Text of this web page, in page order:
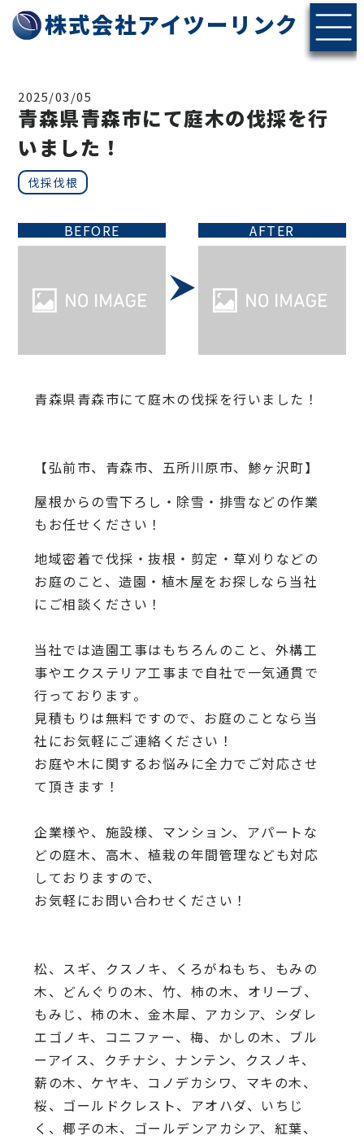
株式会社アイツーリンク
2025/03/05
青森県青森市にて庭木の伐採を行
いました！
伐採伐根
BEFORE AFTER
青森県青森市にて庭木の伐採を行いました！
【弘前市、青森市、五所川原市、鯵ヶ沢町】
屋根からの雪下ろし・除雪・排雪などの作業
もお任せください！
地域密着で伐採・抜根・剪定・草刈りなどの
お庭のこと、造園・ 植木屋をお探しなら当社
にご相談ください！
当社では造園工事はもちろんのこと、 外構工
事やエクステリア工事まで自社で一気通貫で
行っております。
見積もりは無料ですので、 お庭のことなら当
社にお気軽にご連絡ください！
お庭や木に関するお悩みに全力でご対応させ
て頂きます！
企業様や、施設様、マンション、アパートな
どの庭木、高木、植栽の年間管理なども対応
しておりますので、
お気軽にお問い合わせください！
松、スギ、クスノキ、くろがねもち、もみの
木、どんぐりの木、 竹、柿の木、オリーブ、
もみじ、柿の木、金木犀、アカシア、 シダレ
エゴノキ、コニファー、梅、かしの木、ブル
ーアイス、 クチナシ、ナンテン、クスノキ、
薪の木、ケヤキ、コノデカシワ、マキの木、
桜、 ゴールドクレスト、アオハダ、いちじ
く、椰子の木、 ゴールデンアカシア、紅葉、